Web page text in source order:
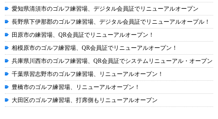
愛知県清須市のゴルフ練習場、デジタル会員証でリニューアルオープン
長野県下伊那郡のゴルフ練習場、デジタル会員証でリニューアルオープル！
田原市の練習場、QR会員証でリニューアルオープン！
相模原市のゴルフ練習場、QR会員証でリニューアルオープン！
兵庫県川西市のゴルフ練習場、QR会員証でシステムリニューアル・オープン
千葉県習志野市のゴルフ練習場、リニューアルオープン！
豊橋市のゴルフ練習場、リニューアルオープン！
大田区のゴルフ練習場、打席側もリニューアルオープン